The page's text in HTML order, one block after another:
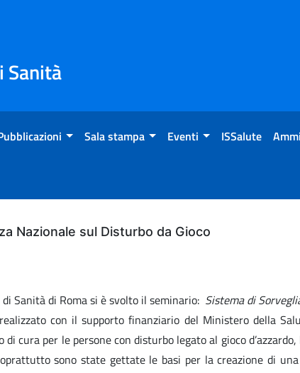
Sanità
Sala stampa Eventi ISSalute
Nazionale sul Disturbo da Gioco
Sanità di Roma si è svolto il seminario: Sistema di
con il supporto finanziario del Ministero della
cura per le persone con disturbo legato al gioco
sono state gettate le basi per la creazione di